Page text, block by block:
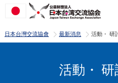
日本台灣交流協會 >
最新消息 >
活動・ 研
活動・